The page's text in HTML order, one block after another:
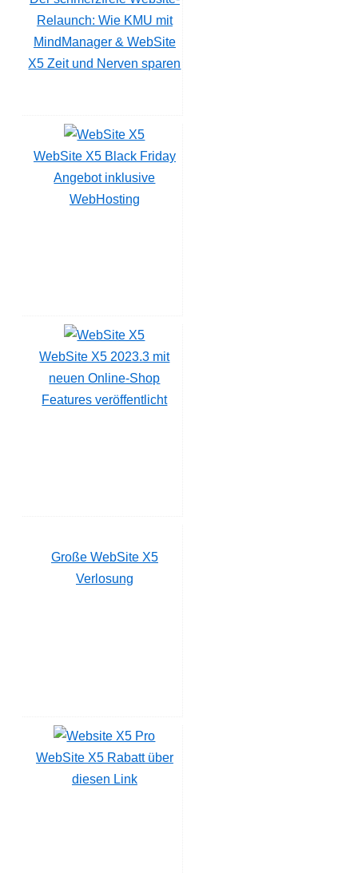
Relaunch: Wie KMU mit
MindManager & WebSite
X5 Zeit und Nerven sparen
WebSite X5 Black Friday
Angebot inklusive
WebHosting
WebSite X5 2023.3 mit
neuen Online-Shop
Features veröffentlicht
Große WebSite X5
Verlosung
WebSite X5 Rabatt über
diesen Link